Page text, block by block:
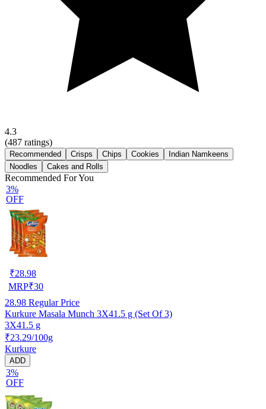
4.3
(487 ratings)
Recommended Crisps Chips Cookies
Indian Namkeens
Noodles
Cakes and Rolls
Recommended For You
3%
OFF
₹28.98
MRP₹30
28.98 Regular Price
Kurkure Masala Munch 3X41.5 g (Set Of 3)
3X41.5 g
₹23.29/100g
Kurkure
ADD
3%
OFF